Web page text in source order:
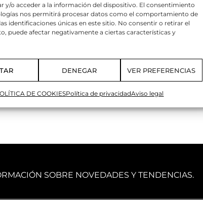
y/o acceder a la información del dispositivo. El consentimiento
nos permitirá procesar datos como el comportamiento de
identificaciones únicas en este sitio. No consentir o retirar el
puede afectar negativamente a ciertas características y
DENEGAR VER PREFERENCIAS
DE COOKIESPolítica de privacidadAviso legal
ROJO MANTONCILLO AMAPOLA FRESA
29,90€
SOBRE NOVEDADES Y TENDENCIAS.